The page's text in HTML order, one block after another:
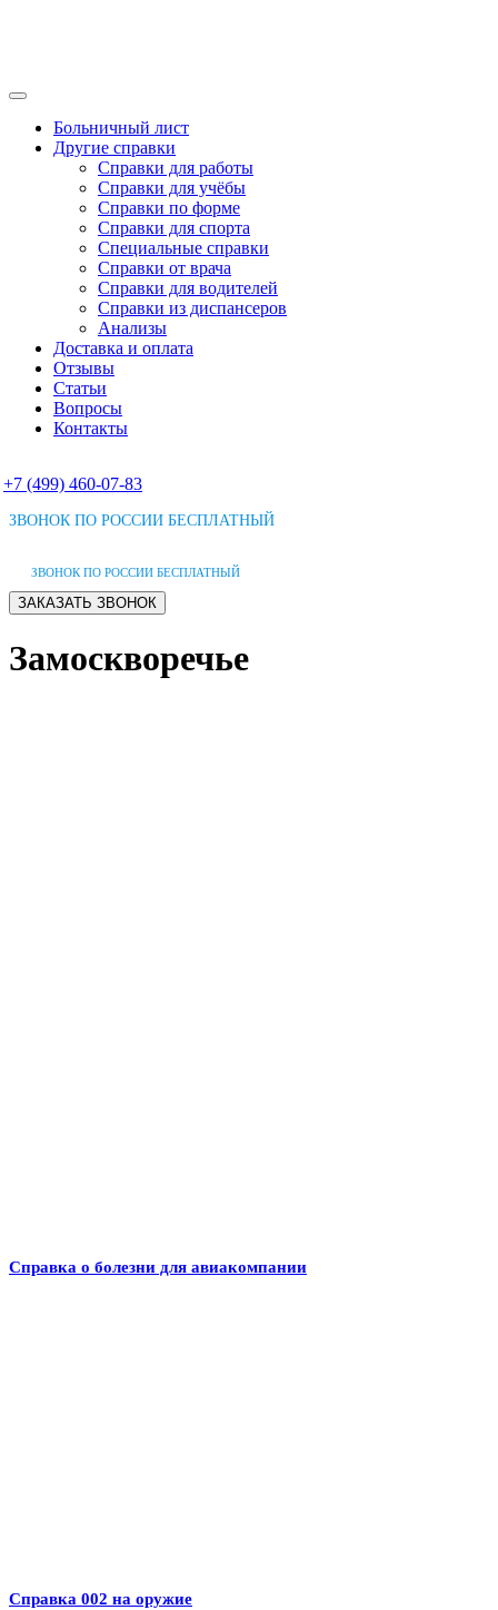
Больничный лист
Другие справки
Справки для работы
Справки для учёбы
Справки по форме
Справки для спорта
Специальные справки
Справки от врача
Справки для водителей
Справки из диспансеров
Анализы
Доставка и оплата
Отзывы
Статьи
Вопросы
Контакты
+7 (499) 460-07-83
ЗВОНОК ПО РОССИИ БЕСПЛАТНЫЙ
ЗВОНОК ПО РОССИИ БЕСПЛАТНЫЙ
Замоскворечье
Справка о болезни для авиакомпании
Справка 002 на оружие